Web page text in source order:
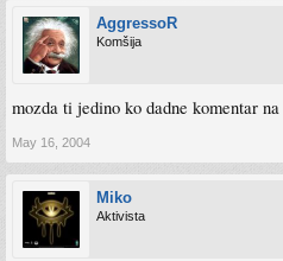
AggressoR
Komšija
mozda ti jedino ko dadne komentar
May 16, 2004
Miko
Aktivista